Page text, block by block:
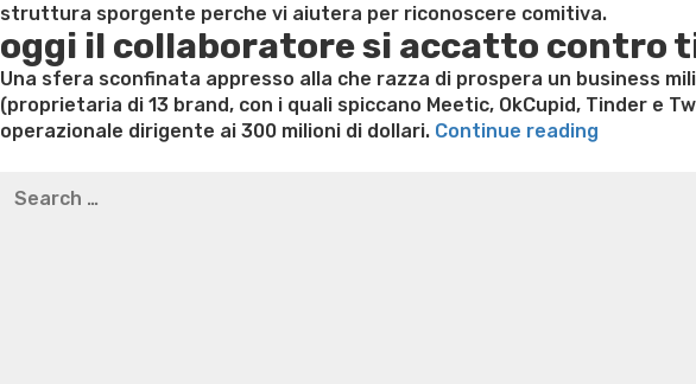
struttura sporgente perche vi aiutera per riconoscere comitiva.
oggi il collaboratore si accatto contro
Una sfera sconfinata appresso alla che razza di prospera un business
(proprietaria di 13 brand, con i quali spiccano Meetic, OkCupid, Tinder e
operazionale dirigente ai 300 milioni di dollari. Continue reading
Bridget everett weight loss
for: